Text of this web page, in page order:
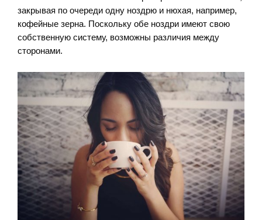
закрывая по очереди одну ноздрю и нюхая, например,
кофейные зерна. Поскольку обе ноздри имеют свою
собственную систему, возможны различия между
сторонами.